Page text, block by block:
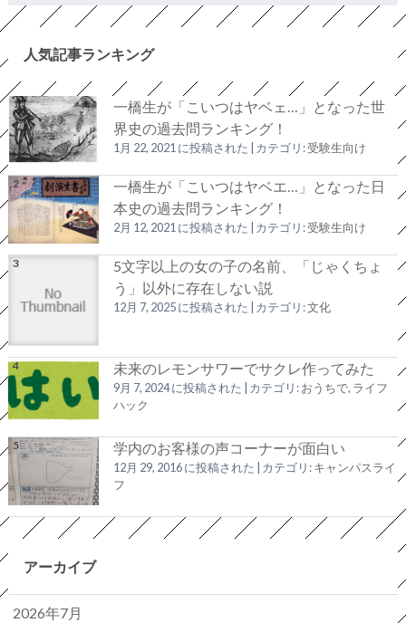
人気記事ランキング
一橋生が「こいつはヤベェ…」となった世
界史の過去問ランキング！
1月 22, 2021 に投稿された カテゴリ:受験生向け
一橋生が「こいつはヤベエ…」となった日
本史の過去問ランキング！
2月 12, 2021 に投稿された カテゴリ:受験生向け
5文字以上の女の子の名前、「じゃくちょ
う」以外に存在しない説
12月 7, 2025 に投稿された カテゴリ:文化
未来のレモンサワーでサクレ作ってみた
9月 7, 2024 に投稿された カテゴリ:おうちで, ライフ
ハック
学内のお客様の声コーナーが面白い
12月 29, 2016 に投稿された カテゴリ:キャンパスライ
フ
アーカイブ
2026年7月